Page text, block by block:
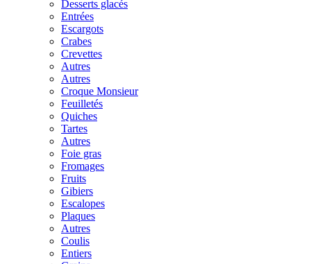
Desserts glacés
Entrées
Escargots
Crabes
Crevettes
Autres
Autres
Croque Monsieur
Feuilletés
Quiches
Tartes
Autres
Foie gras
Fromages
Fruits
Gibiers
Escalopes
Plaques
Autres
Coulis
Entiers